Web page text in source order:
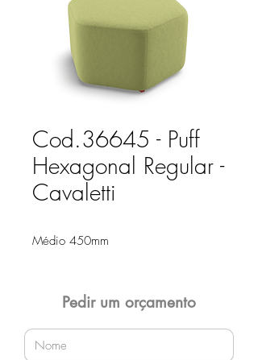
Cod.36645 - Puff
Hexagonal Regular -
Cavaletti
Médio 450mm
Pedir um orçamento